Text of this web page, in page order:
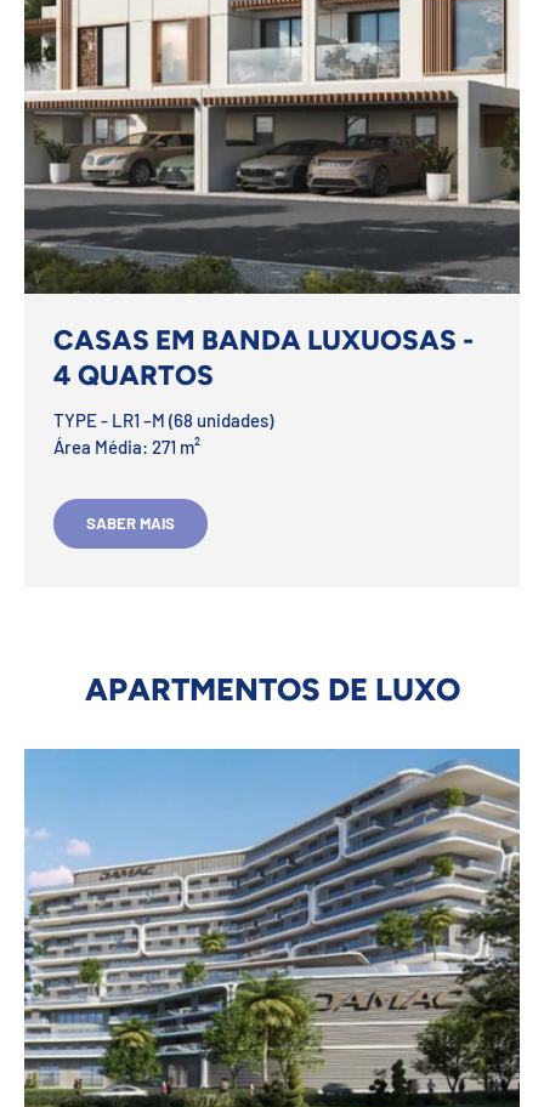
CASAS EM BANDA LUXUOSAS -
4 QUARTOS
TYPE - LR1 –M (68 unidades)
Área Média: 271 m²
SABER MAIS
APARTMENTOS DE LUXO